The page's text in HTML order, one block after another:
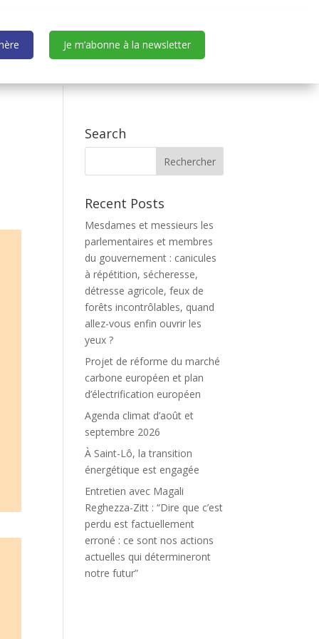
Je m’abonne à la newsletter
Search
Recent Posts
Mesdames et messieurs les
parlementaires et membres
du gouvernement : canicules
à répétition, sécheresse,
détresse agricole, feux de
forêts incontrôlables, quand
allez-vous enfin ouvrir les
yeux ?
Projet de réforme du marché
carbone européen et plan
d’électrification européen
Agenda climat d’août et
septembre 2026
À Saint-Lô, la transition
énergétique est engagée
Entretien avec Magali
Reghezza-Zitt : “Dire que c’est
perdu est factuellement
erroné : ce sont nos actions
actuelles qui détermineront
notre futur”